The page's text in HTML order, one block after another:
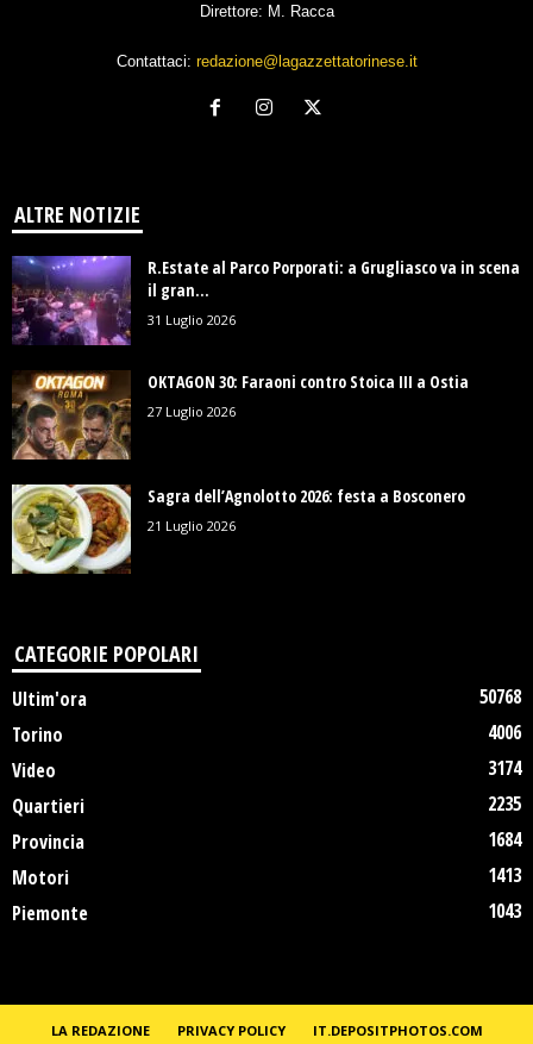
Direttore: M. Racca
Contattaci: redazione@lagazzettatorinese.it
ALTRE NOTIZIE
R.Estate al Parco Porporati: a Grugliasco va in scena
il gran...
31 Luglio 2026
OKTAGON 30: Faraoni contro Stoica III a Ostia
27 Luglio 2026
Sagra dell’Agnolotto 2026: festa a Bosconero
21 Luglio 2026
CATEGORIE POPOLARI
Ultim'ora
50768
Torino
4006
Video
3174
Quartieri
2235
Provincia
1684
Motori
1413
Piemonte
1043
LA REDAZIONE PRIVACY POLICY IT.DEPOSITPHOTOS.COM